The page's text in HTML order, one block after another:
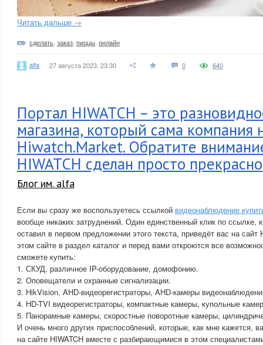
Читать дальше →
сделать заказ пиццы онлайн
alfa 27 августа 2023, 23:30 0 640
Портал HIWATCH – это
магазина, который сама компания
Hiwatch.Market. Обратите
HIWATCH сделан просто прекрасно
Блог им. alfa
Если вы сразу же воспользуетесь ссылкой видеонаблюдение
вообще никаких затруднений. Один единственный клик по ссылке,
оставил в первом предложении этого текста, приведёт вас на сайт
этом сайте в раздел каталог и перед вами откроются все
сможете купить:
1. СКУД, различное IP-оборудование, домофонию.
2. Оповещатели и охранные сигнализации.
3. HikVision, AHD-видеорегистраторы, AHD-камеры
4. HD-TVI видеорегистраторы, компактные камеры, купольные
5. Панорамные камеры, скоростные поворотные камеры,
И очень много других приспособлений, которые, как мне кажется,
на сайте HIWATCH вместе с разбирающимися в этом